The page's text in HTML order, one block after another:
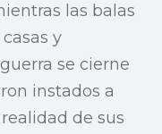
las balas
y
se cierne
instados a
de sus